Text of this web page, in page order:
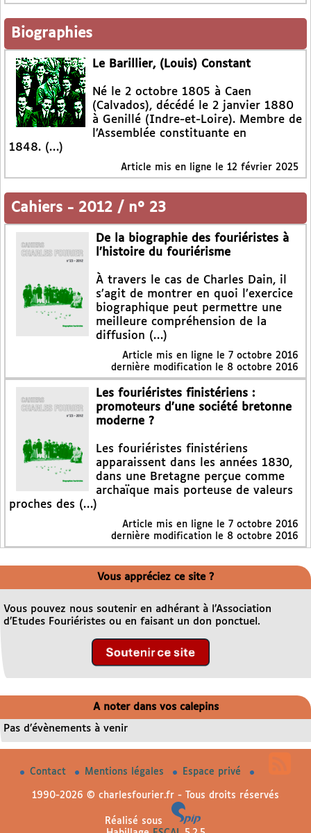
Biographies
Le Barillier, (Louis) Constant
Né le 2 octobre 1805 à Caen
(Calvados), décédé le 2 janvier 1880
à Genillé (Indre-et-Loire). Membre de
l’Assemblée constituante en
1848. (…)
Article mis en ligne le 12 février 2025
Cahiers - 2012 / n° 23
De la biographie des fouriéristes à
l’histoire du fouriérisme
À travers le cas de Charles Dain, il
s’agit de montrer en quoi l’exercice
biographique peut permettre une
meilleure compréhension de la
diffusion (…)
Article mis en ligne le 7 octobre 2016
dernière modification le 8 octobre 2016
Les fouriéristes finistériens :
promoteurs d’une société bretonne
moderne ?
Les fouriéristes finistériens
apparaissent dans les années 1830,
dans une Bretagne perçue comme
archaïque mais porteuse de valeurs
proches des (…)
Article mis en ligne le 7 octobre 2016
dernière modification le 8 octobre 2016
Vous appréciez ce site ?
Vous pouvez nous soutenir en adhérant à l’Association
d’Etudes Fouriéristes ou en faisant un don ponctuel.
A noter dans vos calepins
Pas d’évènements à venir
Contact Mentions légales Espace privé
1990-2026 © charlesfourier.fr - Tous droits réservés
Réalisé sous